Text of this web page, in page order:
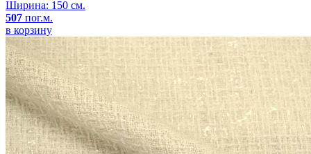
Ширина: 150 см.
507 пог.м.
в корзину